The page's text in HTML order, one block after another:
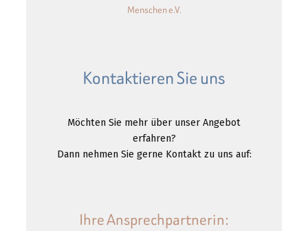
Menschen e.V.
Kontaktieren Sie uns
Möchten Sie mehr über unser Angebot
erfahren?
Dann nehmen Sie gerne Kontakt zu uns auf:
Ihre Ansprechpartnerin: